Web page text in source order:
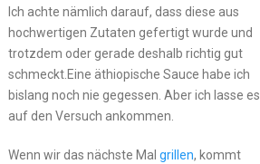
Ich achte nämlich darauf, dass diese aus
hochwertigen Zutaten gefertigt wurde und
trotzdem oder gerade deshalb richtig gut
schmeckt.Eine äthiopische Sauce habe ich
bislang noch nie gegessen. Aber ich lasse es
auf den Versuch ankommen.
Wenn wir das nächste Mal grillen, kommt